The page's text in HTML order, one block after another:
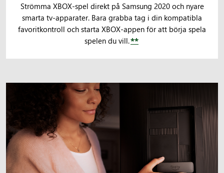
Strömma XBOX-spel direkt på Samsung 2020 och nyare
smarta tv-apparater. Bara grabba tag i din kompatibla
favoritkontroll och starta XBOX-appen för att börja spela
spelen du vill.**